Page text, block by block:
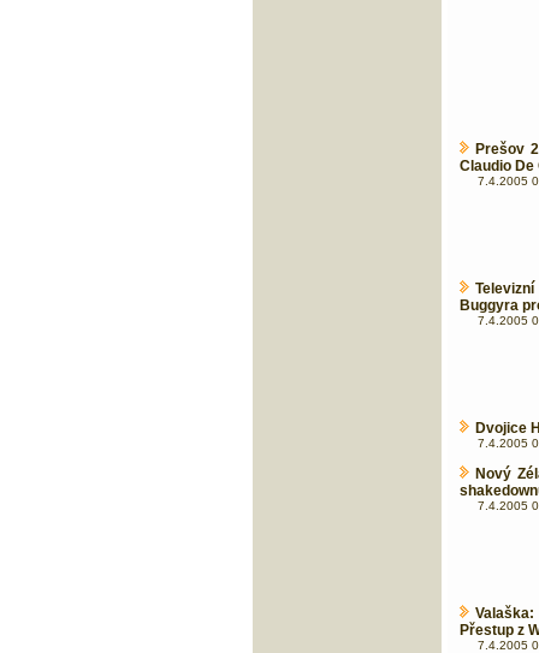
Prešov
Claudio De
7.4.2005
Buggyra
7.4.2005
Dvojice
7.4.2005
Nový
7.4.2005
Přestup z
7.4.2005